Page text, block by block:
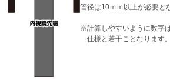
管径は10ｍｍ以上が必要と
※計算しやすいように数字
仕様と若干ことなります。